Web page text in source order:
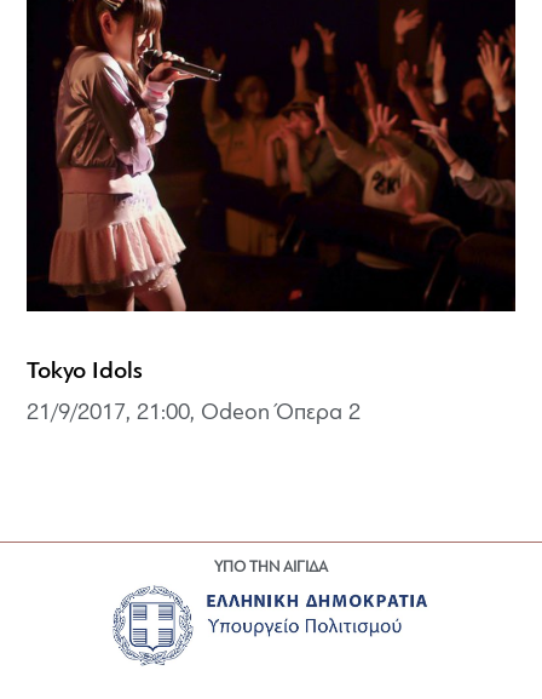
Tokyo Idols
21/9/2017, 21:00, Odeon Όπερα 2
ΥΠΟ ΤΗΝ ΑΙΓΙΔΑ